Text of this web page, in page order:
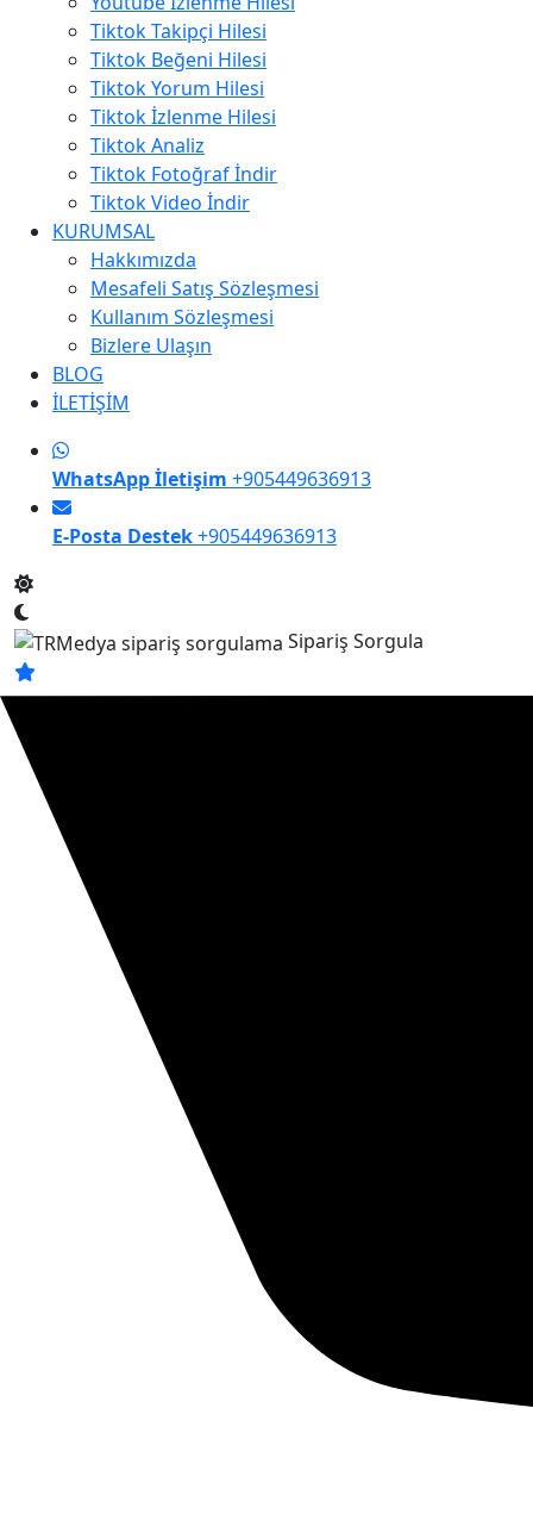
Tiktok Takipçi Hilesi
Tiktok Beğeni Hilesi
Tiktok Yorum Hilesi
Tiktok İzlenme Hilesi
Tiktok Analiz
Tiktok Fotoğraf İndir
Tiktok Video İndir
KURUMSAL
Hakkımızda
Mesafeli Satış Sözleşmesi
Kullanım Sözleşmesi
Bizlere Ulaşın
BLOG
İLETİŞİM
WhatsApp İletişim +905449636913
E-Posta Destek+905449636913
Sipariş Sorgula